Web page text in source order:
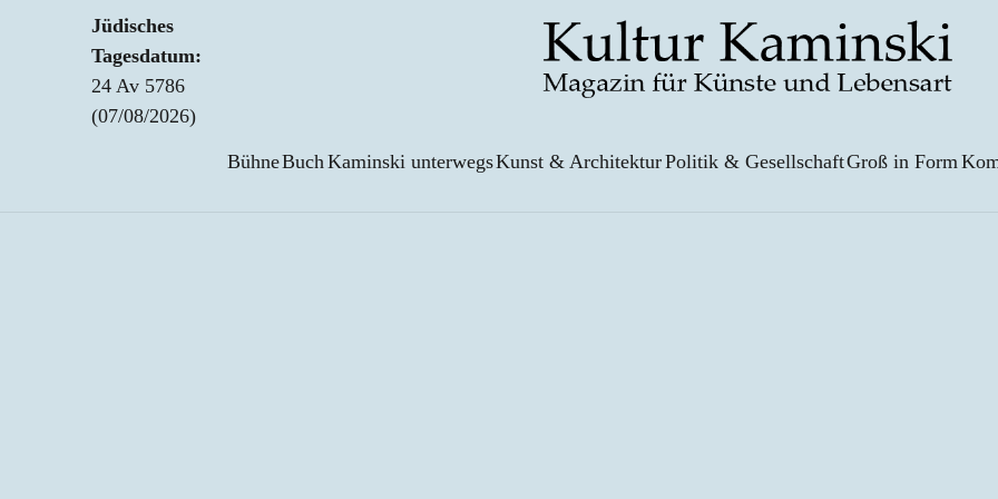
Jüdisches
Tagesdatum:
24 Av 5786
(07/08/2026)
BühneBuch Kaminski unterwegsKunst & ArchitekturPolitik & GesellschaftGroß in Form